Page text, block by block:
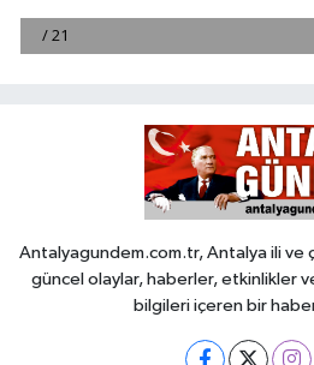
Antalyagundem.com.tr, Antalya ili ve
güncel olaylar, haberler, etkinlikler
bilgileri içeren bir haber